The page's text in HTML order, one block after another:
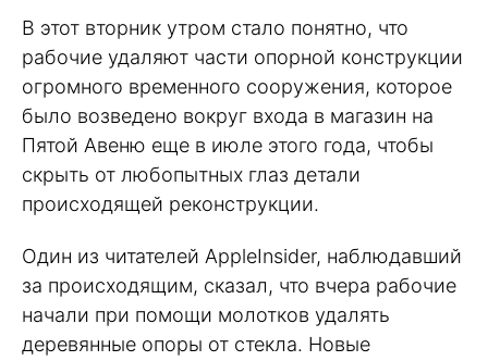
В этот вторник утром стало понятно, что
рабочие удаляют части опорной конструкции
огромного временного сооружения, которое
было возведено вокруг входа в магазин на
Пятой Авеню еще в июле этого года, чтобы
скрыть от любопытных глаз детали
происходящей реконструкции.
Один из читателей AppleInsider, наблюдавший
за происходящим, сказал, что вчера рабочие
начали при помощи молотков удалять
деревянные опоры от стекла. Новые